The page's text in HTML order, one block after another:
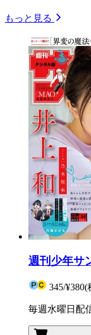
もっと見る
週刊少年サ
345/¥380(
毎週水曜日配